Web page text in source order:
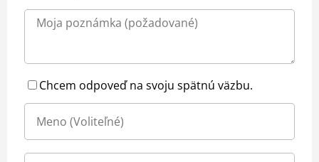
Chcem odpoveď na svoju spätnú väzbu.